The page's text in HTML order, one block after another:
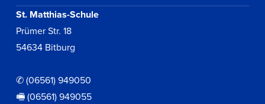
St. Matthias-Schule
Prümer Str. 18
54634 Bitburg
✆ (06561) 949050
🖷 (06561) 949055